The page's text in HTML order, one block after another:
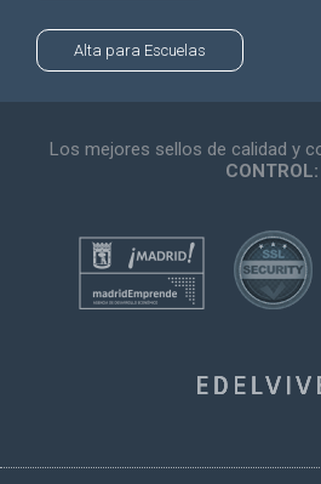
Alta para Escuelas
Los mejores sellos de calidad y
CONTROL: